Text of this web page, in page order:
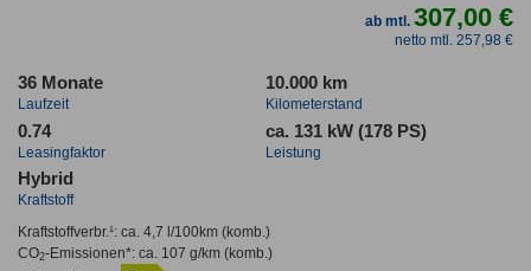
ab mtl.307,00 €
netto mtl. 257,98 €
36 Monate
Laufzeit
10.000 km
Kilometerstand
0.74
Leasingfaktor
ca. 131 kW (178 PS)
Leistung
Hybrid
Kraftstoff
Kraftstoffverbr.¹: ca. 4,7 l/100km(komb.)
CO2-Emissionen*: ca. 107 g/km(komb.)